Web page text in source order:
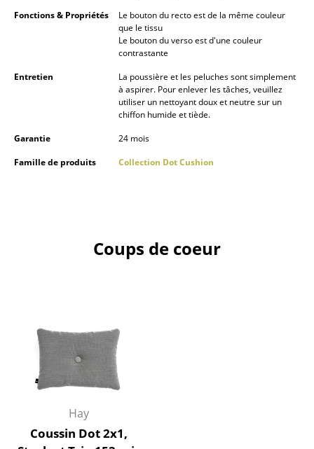
Lampes de bureau
Lampadaires et Liseuses
Appliques murales
Luminaires d’extérieur
Tables de chevet et Accessoires de lit
... voir tous les lits
Accessoires
Horloges
Fonctions & Propriétés
Le bouton du recto est de la même couleur
que le tissu
Le bouton du verso est d'une couleur
contrastante
Entretien
La poussière et les peluches sont simplement
à aspirer. Pour enlever les tâches, veuillez
utiliser un nettoyant doux et neutre sur un
chiffon humide et tiède.
Garantie
24 mois
Famille de produits
Collection Dot Cushion
Coups de coeur
Hay
Coussin Dot 2x1,